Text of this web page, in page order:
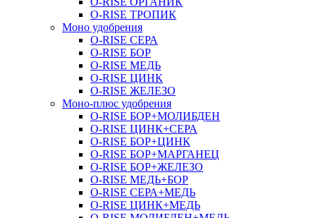
O-RISE ТРОПИК
Моно удобрения
O-RISE СЕРА
O-RISE БОР
O-RISE МЕДЬ
O-RISE ЦИНК
O-RISE ЖЕЛЕЗО
Моно-плюс удобрения
O-RISE БОР+МОЛИБДЕН
O-RISE ЦИНК+СЕРА
O-RISE БОР+ЦИНК
O-RISE БОР+МАРГАНЕЦ
O-RISE БОР+ЖЕЛЕЗО
O-RISE МЕДЬ+БОР
O-RISE СЕРА+МЕДЬ
O-RISE ЦИНК+МЕДЬ